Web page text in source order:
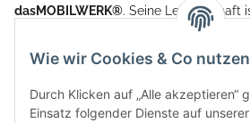
dasMOBILWERK®. Seine Leidenschaft
ein Car Cover anzubieten - passgenau
weitere Produkte, wie Reifenschuhe,
sind mit hochwertigen Techniken und
Wie wir Cookies & Co nutzen
Durch Klicken auf „Alle akzeptieren“
Einsatz folgender Dienste auf